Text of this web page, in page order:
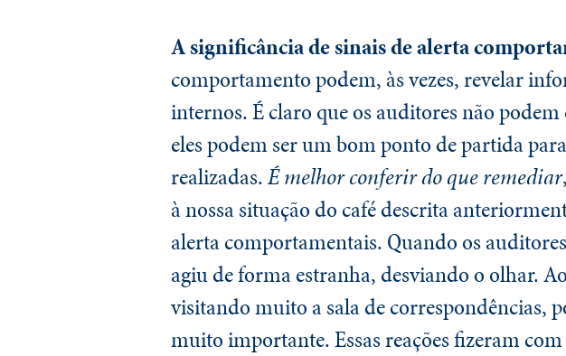
A significância de sinais de alerta
comportamento podem, às vezes, revelar
internos. É claro que os auditores não
eles podem ser um bom ponto de partida
realizadas.É melhor conferir do que remediar
à nossa situação do café descrita
alerta comportamentais. Quando os
agiu de forma estranha, desviando o olhar.
visitando muito a sala de correspondências,
muito importante. Essas reações fizeram